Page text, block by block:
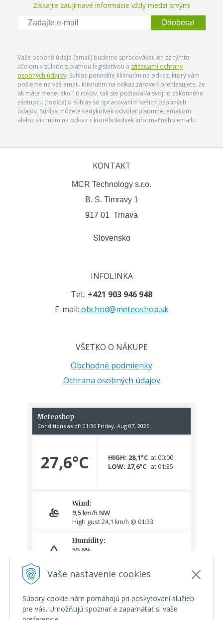
Vaše nastavenie cookies
Súbory cookie nám pomáhajú pri poskytovaní služieb
pre vás. Umožňujú spoznať a zapamätať si vaše
Získajte zaujímavé informácie vždy medzi prvými
Odoberať
Vaše osobné údaje (email) budeme spracovávať len za týmto
účelom v súlade s platnou legislatívou a zásadami ochrany
osobných údajov. Súhlas potvrdíte kliknutím na odkaz, ktorý vám
pošleme na váš email. Kliknutím na odkaz zároveň prehlasujete, že
ak máte menej ako 16 rokov, tak ste požiadal/a svojho zákonného
zástupcu (rodiča) o súhlas so spracovaním vašich osobných
údajov. Súhlas môžete kedykoľvek odvolať písomne, emailom
alebo kliknutím na odkaz z ktoréhokoľvek informačného emailu.
KONTAKT
MCR Technology s.r.o.
B. S. Timravy 1
917 01 Trnava
Slovensko
INFOLINKA
Tel.: +421 903 946 948
E-mail: obchod@meteoshop.sk
VŠETKO O NÁKUPE
Obchodné podmienky
Ochrana osobných údajov